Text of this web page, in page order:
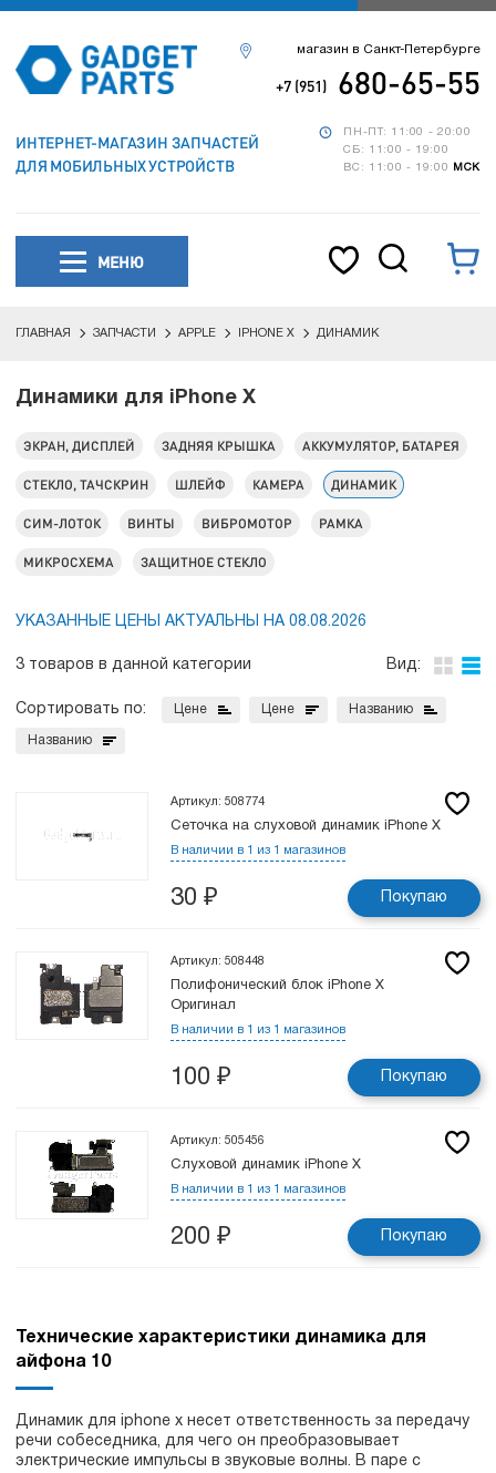
ИНТЕРНЕТ-МАГАЗИН ЗАПЧАСТЕЙ
ДЛЯ МОБИЛЬНЫХ УСТРОЙСТВ
ПН-ПТ: 11:00 - 20:00
СБ: 11:00 - 19:00
ВС: 11:00 - 19:00
МСК
магазин в Санкт-Петербурге
+7 (951) 680-65-55
МЕНЮ
ГЛАВНАЯ ЗАПЧАСТИ APPLE IPHONE X ДИНАМИК
Динамики для iPhone X
ЭКРАН, ДИСПЛЕЙ ЗАДНЯЯ КРЫШКА АККУМУЛЯТОР, БАТАРЕЯ
СТЕКЛО, ТАЧСКРИН ШЛЕЙФ КАМЕРА ДИНАМИК
СИМ-ЛОТОК ВИНТЫ ВИБРОМОТОР РАМКА
МИКРОСХЕМА ЗАЩИТНОЕ СТЕКЛО
УКАЗАННЫЕ ЦЕНЫ АКТУАЛЬНЫ НА 08.08.2026
3 товаров в данной категории Вид:
Сортировать по: Цене Цене Названию
Названию
Артикул: 508774
Сеточка на слуховой динамик iPhone X
В наличии в 1 из 1 магазинов
30 ₽ Покупаю
Артикул: 508448
Полифонический блок iPhone X
Оригинал
В наличии в 1 из 1 магазинов
100 ₽ Покупаю
Артикул: 505456
Слуховой динамик iPhone X
В наличии в 1 из 1 магазинов
200 ₽ Покупаю
Технические характеристики динамика для
айфона 10
Динамик для iphone x несет ответственность за передачу
речи собеседника, для чего он преобразовывает
электрические импульсы в звуковые волны. В паре с